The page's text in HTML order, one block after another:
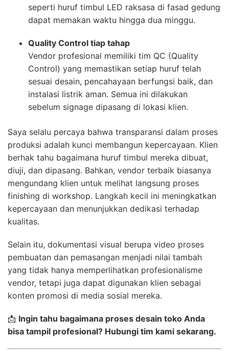
seperti huruf timbul LED raksasa di fasad gedung
dapat memakan waktu hingga dua minggu.
Quality Control tiap tahap
Vendor profesional memiliki tim QC (Quality
Control) yang memastikan setiap huruf telah
sesuai desain, pencahayaan berfungsi baik, dan
instalasi listrik aman. Semua ini dilakukan
sebelum signage dipasang di lokasi klien.
Saya selalu percaya bahwa transparansi dalam proses
produksi adalah kunci membangun kepercayaan. Klien
berhak tahu bagaimana huruf timbul mereka dibuat,
diuji, dan dipasang. Bahkan, vendor terbaik biasanya
mengundang klien untuk melihat langsung proses
finishing di workshop. Langkah kecil ini meningkatkan
kepercayaan dan menunjukkan dedikasi terhadap
kualitas.
Selain itu, dokumentasi visual berupa video proses
pembuatan dan pemasangan menjadi nilai tambah
yang tidak hanya memperlihatkan profesionalisme
vendor, tetapi juga dapat digunakan klien sebagai
konten promosi di media sosial mereka.
📩 Ingin tahu bagaimana proses desain toko Anda
bisa tampil profesional? Hubungi tim kami sekarang.